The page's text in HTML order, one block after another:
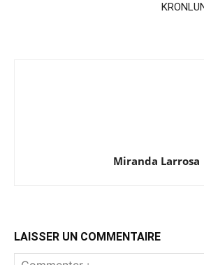
Miranda Larrosa
LAISSER UN COMMENTAIRE